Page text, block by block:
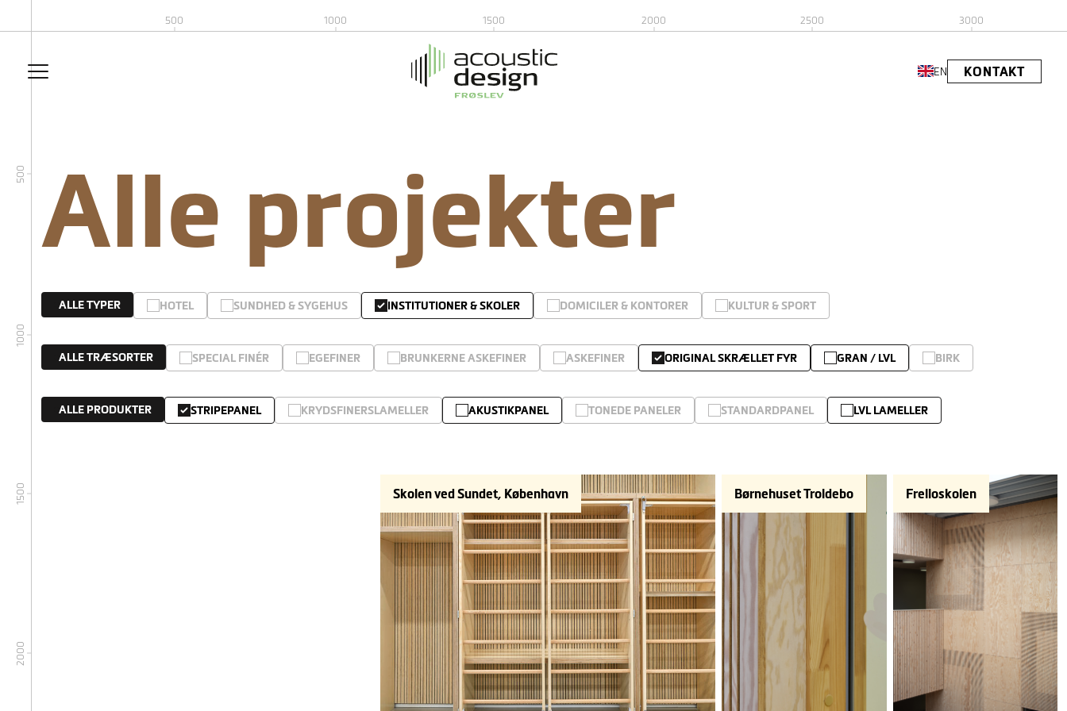
EN KONTAKT
500 1000 1500 2000 2500 3000
500
1000
1500
2000
Alle projekter
ALLE TYPER HOTEL SUNDHED & SYGEHUS INSTITUTIONER & SKOLER DOMICILER & KONTORER KULTUR & SPORT
ALLE TRÆSORTER SPECIAL FINÉR EGEFINER BRUNKERNE ASKEFINER ASKEFINER ORIGINAL SKRÆLLET FYR GRAN / LVL BIRK
ALLE PRODUKTER STRIPEPANEL KRYDSFINERSLAMELLER AKUSTIKPANEL TONEDE PANELER STANDARDPANEL LVL LAMELLER
Skolen ved Sundet, København Børnehuset Troldebo Frelloskolen